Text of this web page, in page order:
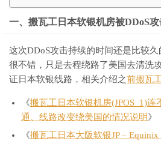
一、搬瓦工日本软银机房被DDoS
这次DDoS攻击持续的时间还是比较
很不错，只是去程绕路了美国去清洗
证日本软银线路，相关介绍之前搬瓦
《搬瓦工日本软银机房(JPOS_1)
通、线路改变绕美国的情况说明》
《搬瓦工日本大阪软银JP – Equinix